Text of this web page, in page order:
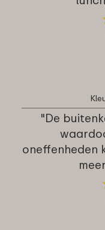
"De
oneffenheden